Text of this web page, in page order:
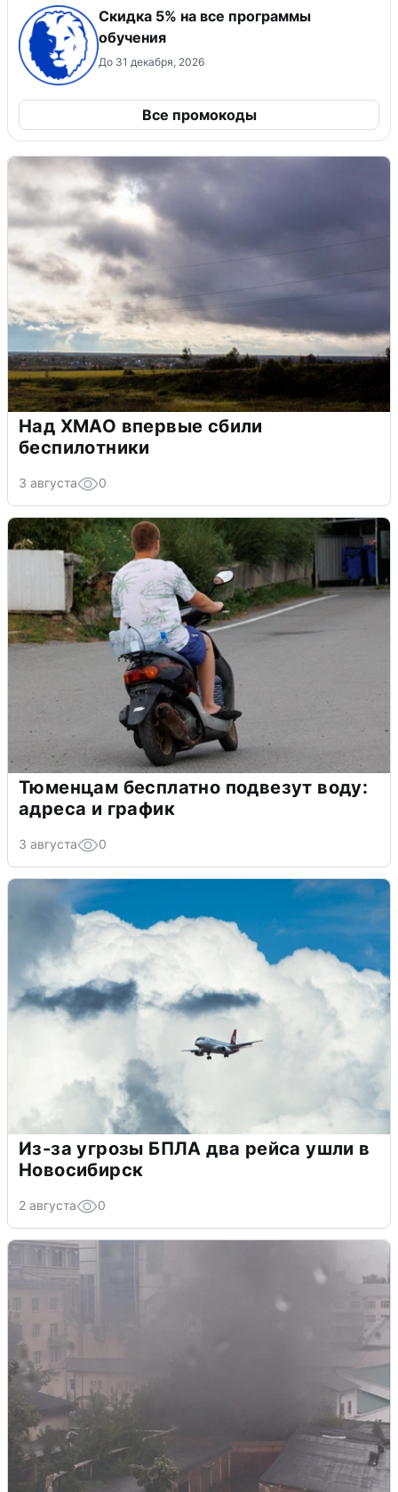
Скидка 5% на все программы
обучения
До 31 декабря, 2026
Все промокоды
Над ХМАО впервые сбили
беспилотники
3 августа 0
Тюменцам бесплатно подвезут воду:
адреса и график
3 августа 0
Из-за угрозы БПЛА два рейса ушли в
Новосибирск
2 августа 0